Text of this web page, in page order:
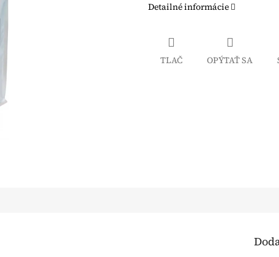
Detailné informácie
TLAČ OPÝTAŤ SA